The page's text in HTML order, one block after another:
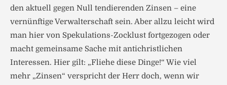
den aktuell gegen Null tendierenden Zinsen – eine
vernünftige Verwalterschaft sein. Aber allzu leicht wird
man hier von Spekulations-Zocklust fortgezogen oder
macht gemeinsame Sache mit antichristlichen
Interessen. Hier gilt: „Fliehe diese Dinge!“ Wie viel
mehr „Zinsen“ verspricht der Herr doch, wenn wir